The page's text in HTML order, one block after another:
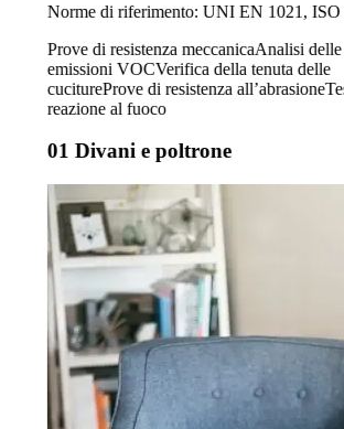
Norme di riferimento: UNI EN 1021, ISO
Prove di resistenza meccanicaAnalisi delle
emissioni VOCVerifica della tenuta delle
cucitureProve di resistenza all’abrasione
reazione al fuoco
01 Divani e poltrone